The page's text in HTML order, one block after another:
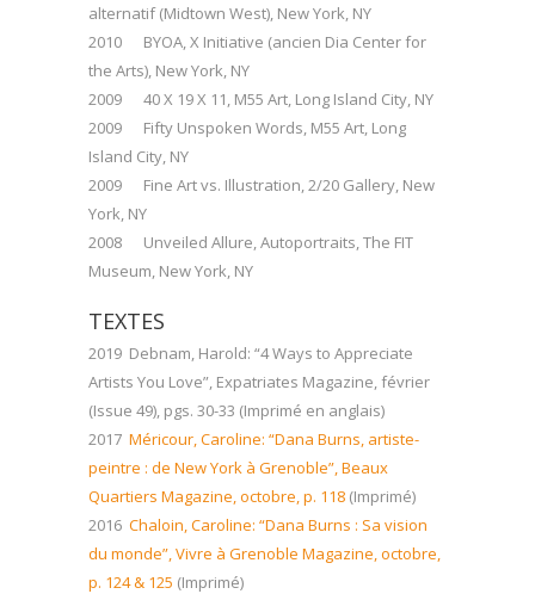
alternatif (Midtown West), New York, NY
2010 BYOA, X Initiative (ancien Dia Center for
the Arts), New York, NY
2009 40 X 19 X 11, M55 Art, Long Island City, NY
2009 Fifty Unspoken Words, M55 Art, Long
Island City, NY
2009 Fine Art vs. Illustration, 2/20 Gallery, New
York, NY
2008 Unveiled Allure, Autoportraits, The FIT
Museum, New York, NY
TEXTES
2019 Debnam, Harold: “4 Ways to Appreciate
Artists You Love”, Expatriates Magazine, février
(Issue 49), pgs. 30-33 (Imprimé en anglais)
2017 Méricour, Caroline: “Dana Burns, artiste-
peintre : de New York à Grenoble”, Beaux
Quartiers Magazine, octobre, p. 118 (Imprimé)
2016 Chaloin, Caroline: “Dana Burns : Sa vision
du monde”, Vivre à Grenoble Magazine, octobre,
p. 124 & 125 (Imprimé)